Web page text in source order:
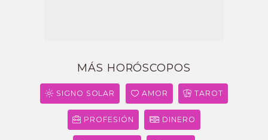
MÁS HORÓSCOPOS
SIGNO SOLAR AMOR TAROT
PROFESIÓN DINERO